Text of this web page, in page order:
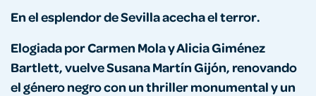
En el esplendor de Sevilla acecha el terror.
Elogiada por Carmen Mola y Alicia Giménez
Bartlett, vuelve Susana Martín Gijón, renovando
el género negro con un thriller monumental y un